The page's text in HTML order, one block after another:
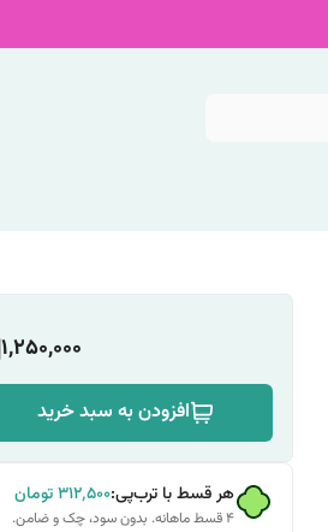
1,250,000
افزودن به سبد خرید
هر قسط با ترب‌پی:۳۱۲٬۵۰۰تومان
۴ قسط ماهانه. بدون سود، چک و ضامن.